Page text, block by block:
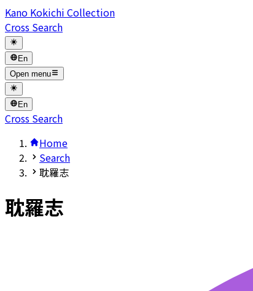
Kano Kokichi Collection
Cross Search
En
Open menu
En
Cross Search
Home
Search
耽羅志
耽羅志